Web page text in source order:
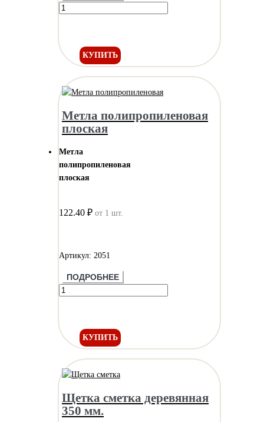
КУПИТЬ
Метла полипропиленовая
плоская
Метла
полипропиленовая
плоская
122.40 ₽ от 1 шт.
Артикул: 2051
ПОДРОБНЕЕ
КУПИТЬ
Щетка сметка деревянная
350 мм.